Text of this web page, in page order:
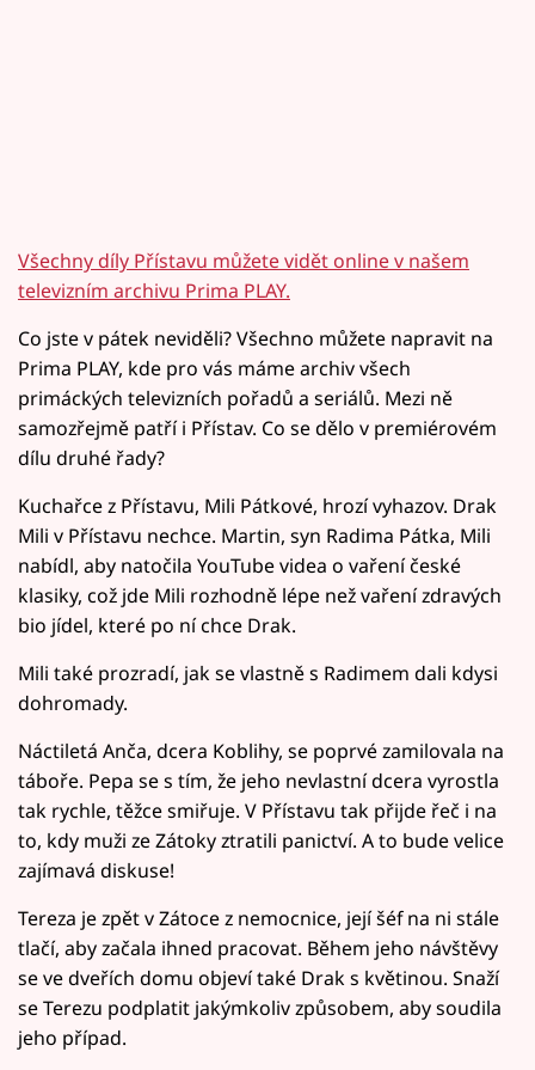
Všechny díly Přístavu můžete vidět online v našem
televizním archivu Prima PLAY.
Co jste v pátek neviděli? Všechno můžete napravit na
Prima PLAY, kde pro vás máme archiv všech
primáckých televizních pořadů a seriálů. Mezi ně
samozřejmě patří i Přístav. Co se dělo v premiérovém
dílu druhé řady?
Kuchařce z Přístavu, Mili Pátkové, hrozí vyhazov. Drak
Mili v Přístavu nechce. Martin, syn Radima Pátka, Mili
nabídl, aby natočila YouTube videa o vaření české
klasiky, což jde Mili rozhodně lépe než vaření zdravých
bio jídel, které po ní chce Drak.
Mili také prozradí, jak se vlastně s Radimem dali kdysi
dohromady.
Náctiletá Anča, dcera Koblihy, se poprvé zamilovala na
táboře. Pepa se s tím, že jeho nevlastní dcera vyrostla
tak rychle, těžce smiřuje. V Přístavu tak přijde řeč i na
to, kdy muži ze Zátoky ztratili panictví. A to bude velice
zajímavá diskuse!
Tereza je zpět v Zátoce z nemocnice, její šéf na ni stále
tlačí, aby začala ihned pracovat. Během jeho návštěvy
se ve dveřích domu objeví také Drak s květinou. Snaží
se Terezu podplatit jakýmkoliv způsobem, aby soudila
jeho případ.